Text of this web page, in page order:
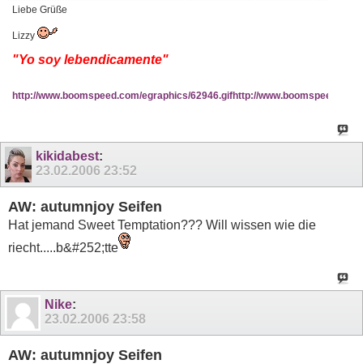
Liebe Grüße
Lizzy
"Yo soy lebendicamente"
http://www.boomspeed.com/egraphics/62946.gifhttp://
kikidabest:
23.02.2006 23:52
AW: autumnjoy Seifen
Hat jemand Sweet Temptation??? Will wissen wie die
riecht.....b&#252;tte
Nike:
23.02.2006 23:58
AW: autumnjoy Seifen